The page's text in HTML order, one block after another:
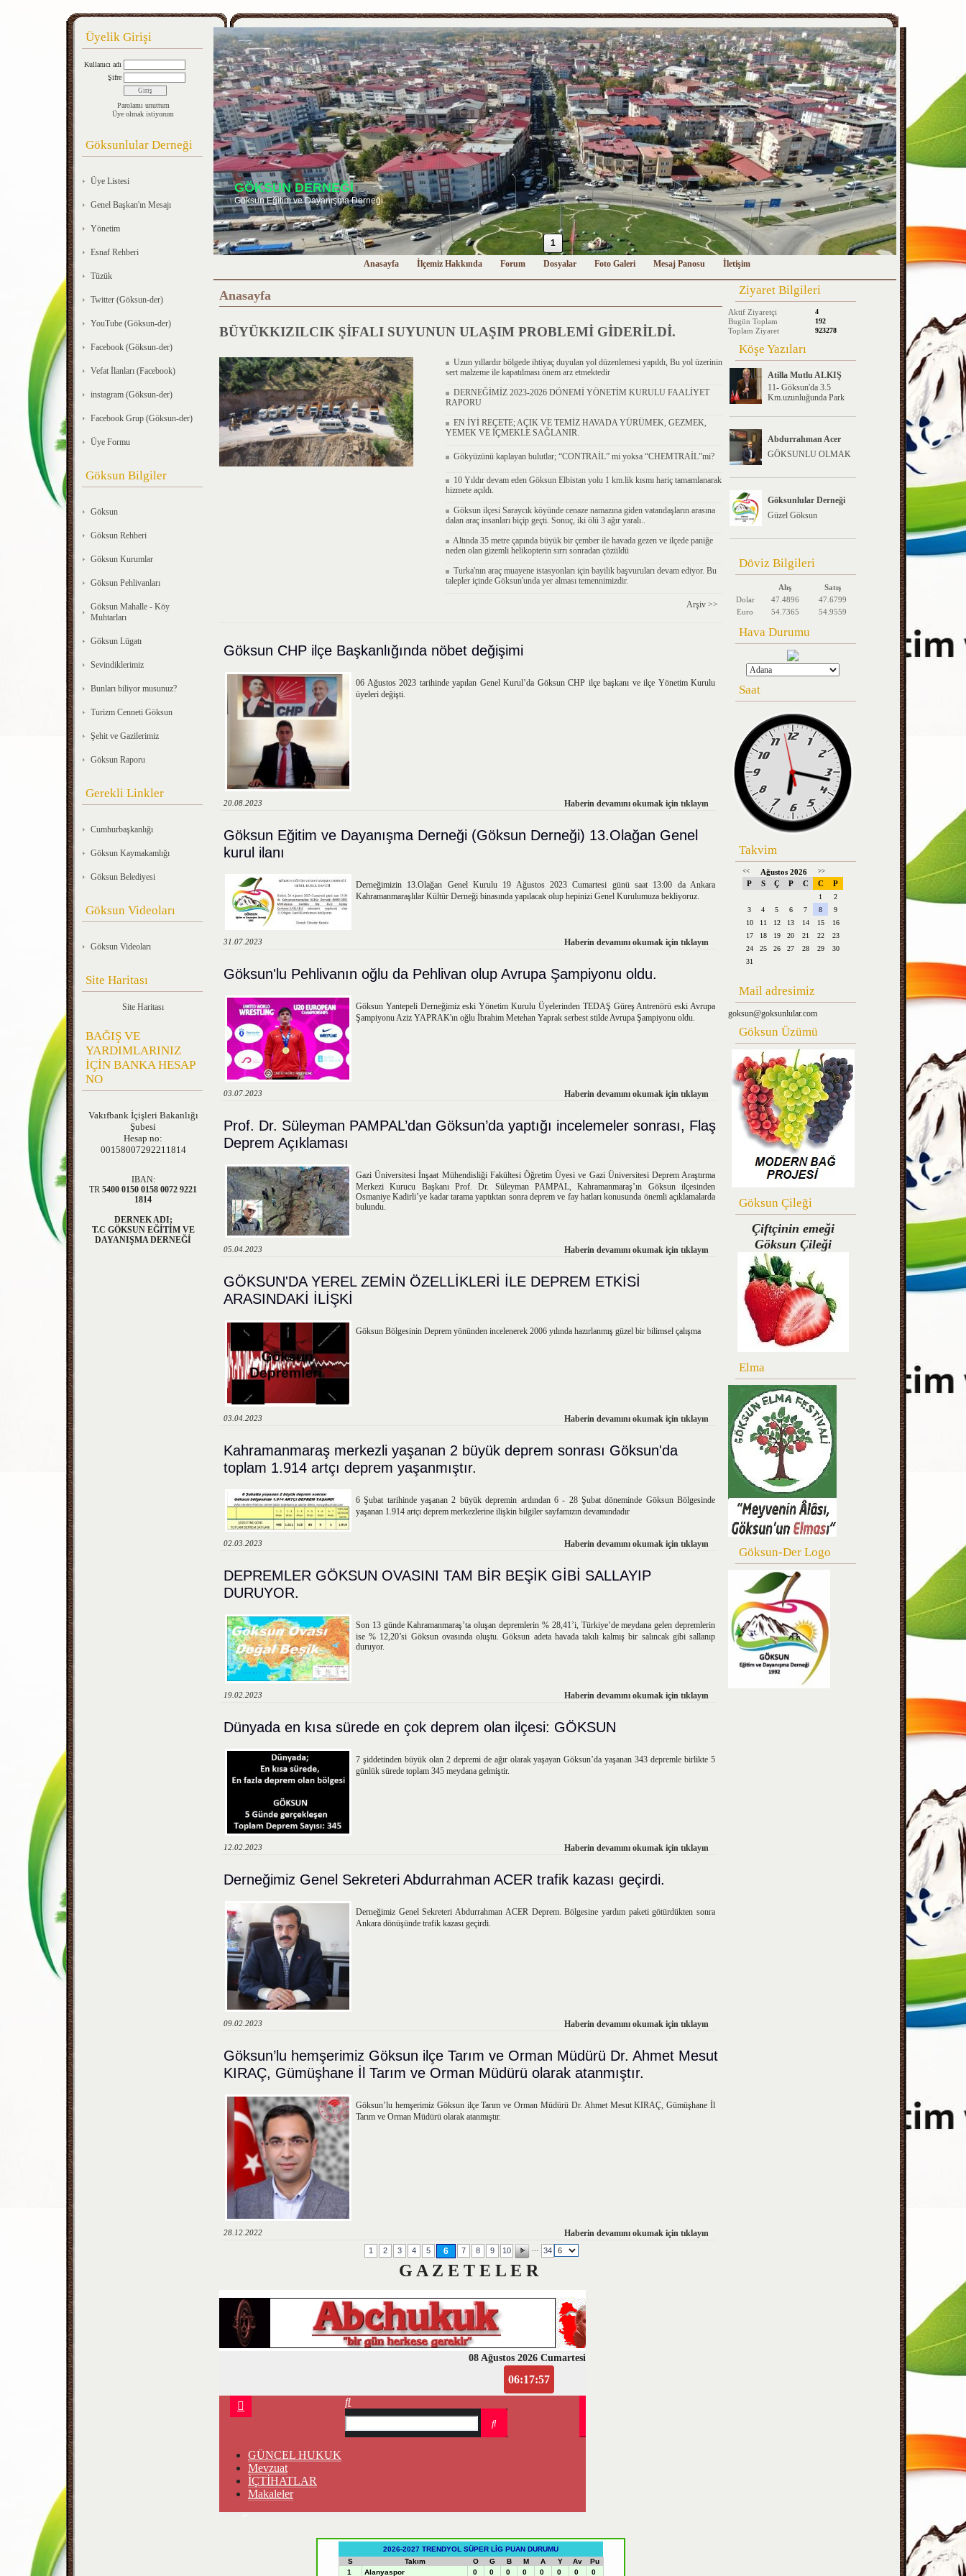
Üyelik Girişi
Kullanıcı adı
Şifre
Parolamı unuttum
Üye olmak istiyorum
Göksunlular Derneği
Üye Listesi
Genel Başkan'ın Mesajı
Yönetim
Esnaf Rehberi
Tüzük
Twitter (Göksun-der)
YouTube (Göksun-der)
Facebook (Göksun-der)
Vefat İlanları (Facebook)
instagram (Göksun-der)
Facebook Grup (Göksun-der)
Üye Formu
Göksun Bilgiler
Göksun
Göksun Rehberi
Göksun Kurumlar
Göksun Pehlivanları
Göksun Mahalle - Köy
Muhtarları
Göksun Lügatı
Sevindiklerimiz
Bunları biliyor musunuz?
Turizm Cenneti Göksun
Şehit ve Gazilerimiz
Göksun Raporu
Gerekli Linkler
Cumhurbaşkanlığı
Göksun Kaymakamlığı
Göksun Belediyesi
Göksun Videoları
Göksun Videoları
Site Haritası
Site Haritası
BAĞIŞ VE
YARDIMLARINIZ
İÇİN BANKA HESAP
NO
Vakıfbank İçişleri Bakanlığı
Şubesi
Hesap no:
00158007292211814
IBAN:
TR 5400 0150 0158 0072 9221
1814
DERNEK ADI;
T.C GÖKSUN EĞİTİM VE
DAYANIŞMA DERNEĞİ
GÖKSUN DERNEĞİ
Göksun Eğitim ve Dayanışma Derneği
1
Anasayfa İlçemiz Hakkında Forum Dosyalar Foto Galeri Mesaj Panosu İletişim
Anasayfa
BÜYÜKKIZILCIK ŞİFALI SUYUNUN ULAŞIM PROBLEMİ GİDERİLDİ.
Uzun yıllardır bölgede ihtiyaç duyulan yol düzenlemesi yapıldı, Bu yol üzerinin
sert malzeme ile kapatılması önem arz etmektedir
DERNEĞİMİZ 2023-2026 DÖNEMİ YÖNETİM KURULU FAALİYET
RAPORU
EN İYİ REÇETE; AÇIK VE TEMİZ HAVADA YÜRÜMEK, GEZMEK,
YEMEK VE İÇMEKLE SAĞLANIR.
Gökyüzünü kaplayan bulutlar; “CONTRAİL” mi yoksa “CHEMTRAİL”mi?
10 Yıldır devam eden Göksun Elbistan yolu 1 km.lik kısmı hariç tamamlanarak
hizmete açıldı.
Göksun ilçesi Saraycık köyünde cenaze namazına giden vatandaşların arasına
dalan araç insanları biçip geçti. Sonuç, iki ölü 3 ağır yaralı..
Altında 35 metre çapında büyük bir çember ile havada gezen ve ilçede paniğe
neden olan gizemli helikopterin sırrı sonradan çözüldü
Turka'nın araç muayene istasyonları için bayilik başvuruları devam ediyor. Bu
talepler içinde Göksun'unda yer alması temennimizdir.
Arşiv >>
Göksun CHP ilçe Başkanlığında nöbet değişimi
06 Ağustos 2023 tarihinde yapılan Genel Kurul’da Göksun CHP ilçe başkanı ve ilçe Yönetim Kurulu
üyeleri değişti.
20.08.2023 Haberin devamını okumak için tıklayın
Göksun Eğitim ve Dayanışma Derneği (Göksun Derneği) 13.Olağan Genel
kurul ilanı
Derneğimizin 13.Olağan Genel Kurulu 19 Ağustos 2023 Cumartesi günü saat 13:00 da Ankara
Kahramanmaraşlılar Kültür Derneği binasında yapılacak olup hepinizi Genel Kurulumuza bekliyoruz.
31.07.2023 Haberin devamını okumak için tıklayın
Göksun'lu Pehlivanın oğlu da Pehlivan olup Avrupa Şampiyonu oldu.
Göksun Yantepeli Derneğimiz eski Yönetim Kurulu Üyelerinden TEDAŞ Güreş Antrenörü eski Avrupa
Şampiyonu Aziz YAPRAK'ın oğlu İbrahim Metehan Yaprak serbest stilde Avrupa Şampiyonu oldu.
03.07.2023 Haberin devamını okumak için tıklayın
Prof. Dr. Süleyman PAMPAL’dan Göksun’da yaptığı incelemeler sonrası, Flaş
Deprem Açıklaması
Gazi Üniversitesi İnşaat Mühendisliği Fakültesi Öğretim Üyesi ve Gazi Üniversitesi Deprem Araştırma
Merkezi Kurucu Başkanı Prof. Dr. Süleyman PAMPAL, Kahramanmaraş’ın Göksun ilçesinden
Osmaniye Kadirli’ye kadar tarama yaptıktan sonra deprem ve fay hatları konusunda önemli açıklamalarda
bulundu.
05.04.2023 Haberin devamını okumak için tıklayın
GÖKSUN'DA YEREL ZEMİN ÖZELLİKLERİ İLE DEPREM ETKİSİ
ARASINDAKİ İLİŞKİ
Göksun Bölgesinin Deprem yönünden incelenerek 2006 yılında hazırlanmış güzel bir bilimsel çalışma
03.04.2023 Haberin devamını okumak için tıklayın
Kahramanmaraş merkezli yaşanan 2 büyük deprem sonrası Göksun'da
toplam 1.914 artçı deprem yaşanmıştır.
6 Şubat tarihinde yaşanan 2 büyük depremin ardından 6 - 28 Şubat döneminde Göksun Bölgesinde
yaşanan 1.914 artçı deprem merkezlerine ilişkin bilgiler sayfamızın devamındadır
02.03.2023 Haberin devamını okumak için tıklayın
DEPREMLER GÖKSUN OVASINI TAM BİR BEŞİK GİBİ SALLAYIP
DURUYOR.
Son 13 günde Kahramanmaraş’ta oluşan depremlerin % 28,41’i, Türkiye’de meydana gelen depremlerin
ise % 12,20’si Göksun ovasında oluştu. Göksun adeta havada takılı kalmış bir salıncak gibi sallanıp
duruyor.
19.02.2023 Haberin devamını okumak için tıklayın
Dünyada en kısa sürede en çok deprem olan ilçesi: GÖKSUN
7 şiddetinden büyük olan 2 depremi de ağır olarak yaşayan Göksun’da yaşanan 343 depremle birlikte 5
günlük sürede toplam 345 meydana gelmiştir.
12.02.2023 Haberin devamını okumak için tıklayın
Derneğimiz Genel Sekreteri Abdurrahman ACER trafik kazası geçirdi.
Derneğimiz Genel Sekreteri Abdurrahman ACER Deprem. Bölgesine yardım paketi götürdükten sonra
Ankara dönüşünde trafik kazası geçirdi.
09.02.2023 Haberin devamını okumak için tıklayın
Göksun’lu hemşerimiz Göksun ilçe Tarım ve Orman Müdürü Dr. Ahmet Mesut
KIRAÇ, Gümüşhane İl Tarım ve Orman Müdürü olarak atanmıştır.
Göksun’lu hemşerimiz Göksun ilçe Tarım ve Orman Müdürü Dr. Ahmet Mesut KIRAÇ, Gümüşhane İl
Tarım ve Orman Müdürü olarak atanmıştır.
28.12.2022 Haberin devamını okumak için tıklayın
1 2 3 4 5 6 7 8 9 10 34
G A Z E T E L E R
Ziyaret Bilgileri
Aktif Ziyaretçi 4
Bugün Toplam 192
Toplam Ziyaret 923278
Köşe Yazıları
Atilla Mutlu ALKIŞ
11- Göksun'da 3.5
Km.uzunluğunda Park
Abdurrahman Acer
GÖKSUNLU OLMAK
Göksunlular Derneği
Güzel Göksun
Döviz Bilgileri
Alış
Satış
Dolar
47.4896
47.6799
Euro
54.7365 54.9559
Hava Durumu
Saat
Takvim
<< Ağustos 2026 >>
P S Ç P C C P
1
2
3
4 5 6 7 8
9
10
11 12 13 14 15
16
17
18 19 20 21 22
23
24
25 26 27 28 29
30
31
Mail adresimiz
goksun@goksunlular.com
Göksun Üzümü
Göksun Çileği
Çiftçinin emeği
Göksun Çileği
Elma
Göksun-Der Logo